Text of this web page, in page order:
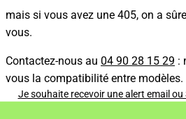
mais si vous avez une 405, on a
vous.
Contactez-nous au 04 90 28 15 29 :
vous la compatibilité entre modèles.
Je souhaite recevoir une alert email ou